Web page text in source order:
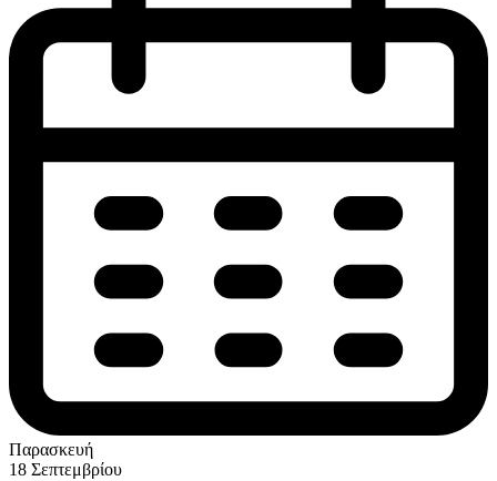
Παρασκευή
18 Σεπτεμβρίου